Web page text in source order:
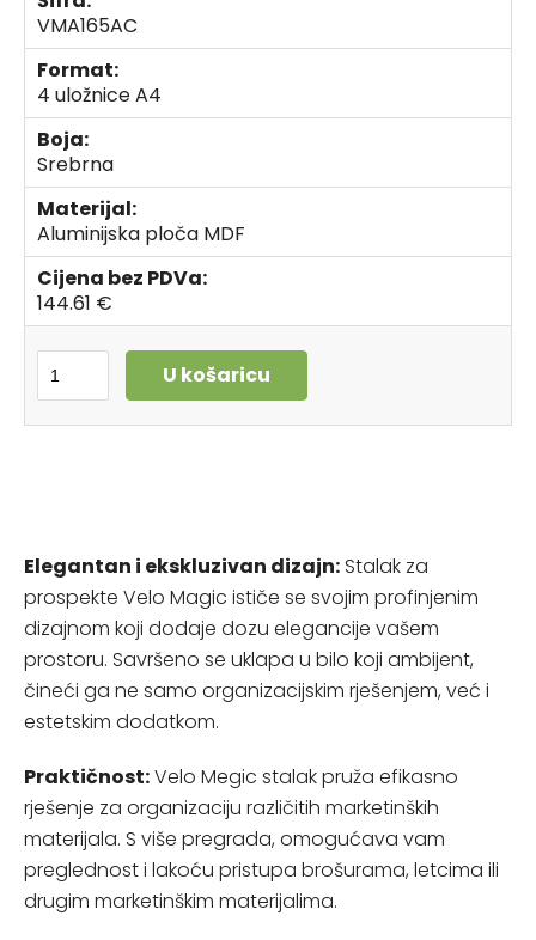
VMA165AC
Format:
4 uložnice A4
Boja:
Srebrna
Materijal:
Aluminijska ploča MDF
Cijena bez PDVa:
144.61 €
U košaricu
Elegantan i ekskluzivan dizajn: Stalak za
prospekte Velo Magic ističe se svojim profinjenim
dizajnom koji dodaje dozu elegancije vašem
prostoru. Savršeno se uklapa u bilo koji ambijent,
čineći ga ne samo organizacijskim rješenjem, već i
estetskim dodatkom.
Praktičnost:Velo Megic stalak pruža efikasno
rješenje za organizaciju različitih marketinških
materijala. S više pregrada, omogućava vam
preglednost i lakoću pristupa brošurama, letcima ili
drugim marketinškim materijalima.